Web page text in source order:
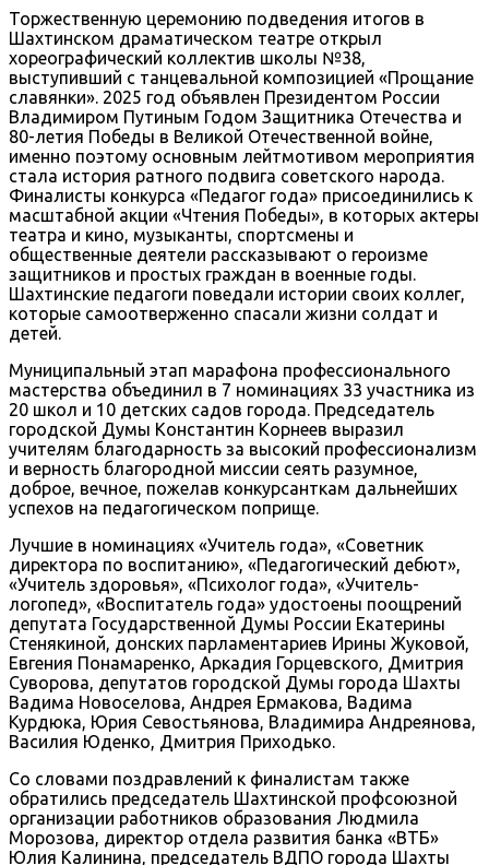
Торжественную церемонию подведения итогов в
Шахтинском драматическом театре открыл
хореографический коллектив школы №38,
выступивший с танцевальной композицией «Прощание
славянки». 2025 год объявлен Президентом России
Владимиром Путиным Годом Защитника Отечества и
80-летия Победы в Великой Отечественной войне,
именно поэтому основным лейтмотивом мероприятия
стала история ратного подвига советского народа.
Финалисты конкурса «Педагог года» присоединились к
масштабной акции «Чтения Победы», в которых актеры
театра и кино, музыканты, спортсмены и
общественные деятели рассказывают о героизме
защитников и простых граждан в военные годы.
Шахтинские педагоги поведали истории своих коллег,
которые самоотверженно спасали жизни солдат и
детей.
Муниципальный этап марафона профессионального
мастерства объединил в 7 номинациях 33 участника из
20 школ и 10 детских садов города. Председатель
городской Думы Константин Корнеев выразил
учителям благодарность за высокий профессионализм
и верность благородной миссии сеять разумное,
доброе, вечное, пожелав конкурсанткам дальнейших
успехов на педагогическом поприще.
Лучшие в номинациях «Учитель года», «Советник
директора по воспитанию», «Педагогический дебют»,
«Учитель здоровья», «Психолог года», «Учитель-
логопед», «Воспитатель года» удостоены поощрений
депутата Государственной Думы России Екатерины
Стенякиной, донских парламентариев Ирины Жуковой,
Евгения Понамаренко, Аркадия Горцевского, Дмитрия
Суворова, депутатов городской Думы города Шахты
Вадима Новоселова, Андрея Ермакова, Вадима
Курдюка, Юрия Севостьянова, Владимира Андреянова,
Василия Юденко, Дмитрия Приходько.
Со словами поздравлений к финалистам также
обратились председатель Шахтинской профсоюзной
организации работников образования Людмила
Морозова, директор отдела развития банка «ВТБ»
Юлия Калинина, председатель ВДПО города Шахты